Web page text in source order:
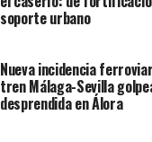
soporte urbano
Nueva incidencia
tren Málaga-Sevilla
desprendida en Álora